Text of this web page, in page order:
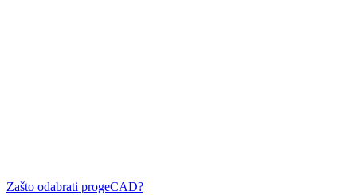
Zašto odabrati progeCAD?